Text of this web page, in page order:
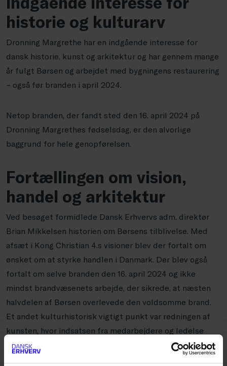
historie og kulturarv
Dronning Margrethe har en indgående interesse for
dansk historie, kunst og arkitektur og har gennem mange
år fulgt Børsen og arbejdet med bygningens restaurering
– også før branden i april 2024.
Netop branden, der fandt sted den 16. april 2024 på
Dronning Margrethes fødselsdag, er den alvorlige
baggrund for hele genopførelsen.
Fortællingen om vision,
handel og arkitektur
Ved besøget formidlede Dansk Erhvervs adm. direktør
Brian Mikkelsen historien om Børsens tilblivelse. Med
afsæt i Kong Christian 4.s visioner blev der fortalt om
ønsket om at styrke handlen i Danmark. Der blev også
fortalt om selve branden den 16. april 2024 og ikke
mindst brandvæsenets arbejde, der sikrede, at næsten
halvdelen af Børsen overlevede den voldsomme brand.
Et andet kulturhistorisk vigtigt punkt var redningen af
kunsten, hvor indsatsen fra medarbejdere og ledelse
samt frivillige, Livgarden, politi og brandfolk sikrede, at
op imod 98 % af kunsten på Børsen blev reddet,